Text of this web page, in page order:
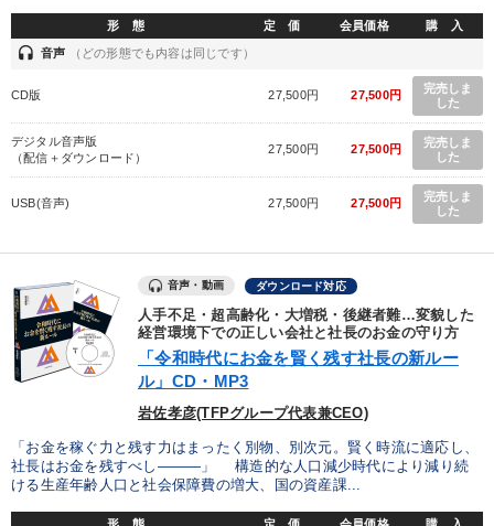
形 態 定 価 会員価格 購 入
headset 音声 （どの形態でも内容は同じです）
CD版 27,500円 27,500円
完売しま
した
デジタル音声版
（配信＋ダウンロード）
27,500円 27,500円
完売しま
した
USB(音声) 27,500円 27,500円
完売しま
した
音声・動画 ダウンロード対応
人手不足・超高齢化・大増税・後継者難…変貌した
経営環境下での正しい会社と社長のお金の守り方
「令和時代にお金を賢く残す社長の新ルー
ル」CD・MP3
岩佐孝彦(TFPグループ代表兼CEO)
「お金を稼ぐ力と残す力はまったく別物、別次元。賢く時流に適応し、
社長はお金を残すべし―――」 構造的な人口減少時代により減り続
ける生産年齢人口と社会保障費の増大、国の資産課...